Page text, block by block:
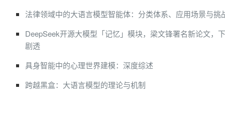
法律领域中的大语言模型智能体：分类体系、应用场景与挑
DeepSeek开源大模型「记忆」模块，梁文锋署名新论文，
剧透
具身智能中的心理世界建模：深度综述
跨越黑盒：大语言模型的理论与机制